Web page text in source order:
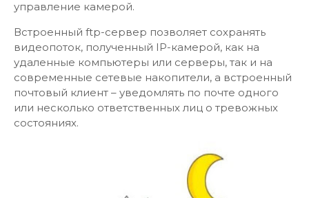
управление камерой.
Встроенный ftp-сервер позволяет сохранять
видеопоток, полученный IP-камерой, как на
удаленные компьютеры или серверы, так и на
современные сетевые накопители, а встроенный
почтовый клиент – уведомлять по почте одного
или несколько ответственных лиц о тревожных
состояниях.